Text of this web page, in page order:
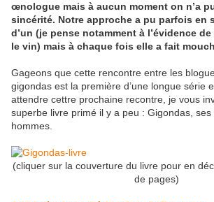
œnologue mais à aucun moment on n’a
sincérité. Notre approche a pu parfois en
d’un (je pense notamment à l’évidence
le vin) mais à chaque fois elle a fait
Gageons que cette rencontre entre les
gigondas est la première d’une longue série
attendre cettre prochaine recontre, je vous
superbe livre primé il y a peu : Gigondas,
hommes.
(cliquer sur la couverture du livre pour en
de pages)